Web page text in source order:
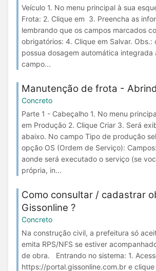
Veículo 1. No menu principal à sua
Frota: 2. Clique em 3. Preencha as
lembrando que os campos marcados
obrigatórios: 4. Clique em Salvar. Obs.:
possua dosagem automática integrada
campo...
Manutenção de frota -
Concreto
Parte 1 - Cabeçalho 1. No menu
em Produção 2. Clique Criar 3. Será
abaixo. No campo Tipo de produção
opção OS (Ordem de Serviço):
aonde será executado o serviço (se
própria, in...
Como consultar / cadastrar
Gissonline ?
Concreto
Na construção civil, a prefeitura só
emita RPS/NFS se estiver
de obra. Entrando no sistema: 1.
https://portal.gissonline.com.br e clique